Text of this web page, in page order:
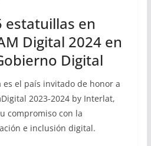
estatuillas en
Digital 2024 en
Digital
es el país invitado de honor a
2023-2024 by Interlat,
compromiso con la
e inclusión digital.